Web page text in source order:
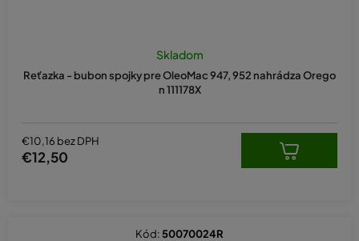
Reťazka - bubon spojky pre OleoMac 947, 952 nahrádza Orego
n 111178X
Skladom
€10,16 bez DPH
€12,50
Kód: 50070024R